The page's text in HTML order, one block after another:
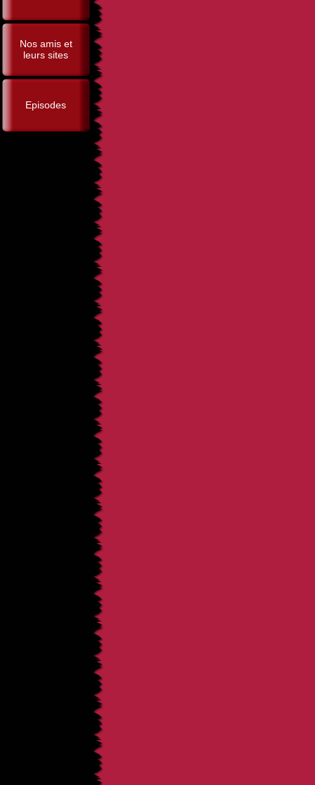
Nos amis et
leurs sites
Episodes